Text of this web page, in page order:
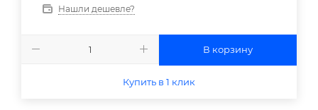
Нашли дешевле?
В корзину
Купить в 1 клик